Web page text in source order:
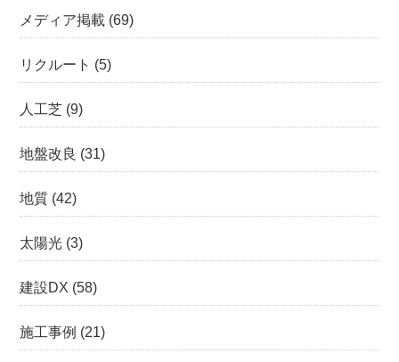
メディア掲載 (69)
リクルート (5)
人工芝 (9)
地盤改良 (31)
地質 (42)
太陽光 (3)
建設DX (58)
施工事例 (21)